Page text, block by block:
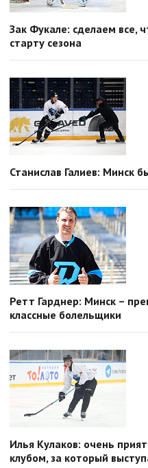
Зак Фукале: сделаем все,
старту сезона
Станислав Галиев: Минск
Ретт Гарднер: Минск –
классные болельщики
Илья Кулаков: очень
клубом, за который